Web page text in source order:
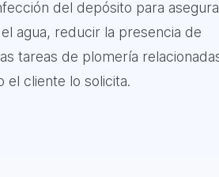
del depósito para
agua, reducir la presencia de
tareas de plomería
el cliente lo solicita.